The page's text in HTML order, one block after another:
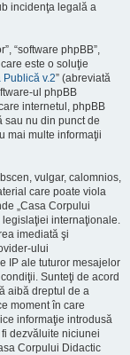
incidenţa legală a
“software phpBB”,
care este o soluţie
Publică v.2” (abreviată
ul phpBB
internetul, phpBB
sau nu din punct de
mai multe informaţii
vulgar, calomnios,
care poate viola
„Casa Corpului
legislaţiei internaţionale.
imediată şi
ului
IP ale tuturor mesajelor
Sunteţi de acord
aibă dreptul de a
moment în care
informaţie introdusă
dezvăluite niciunei
Corpului Didactic